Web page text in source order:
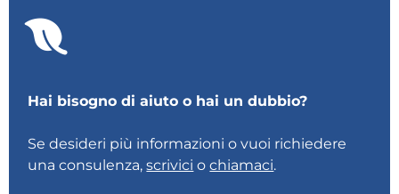
Hai bisogno di aiuto o hai un dubbio?
Se desideri più informazioni o vuoi richiedere
una consulenza,scrivici ochiamaci.